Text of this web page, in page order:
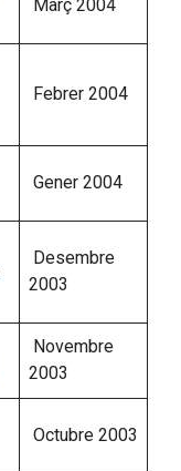
Març 2004
Febrer 2004
Gener 2004
Desembre
2003
Novembre
2003
Octubre 2003